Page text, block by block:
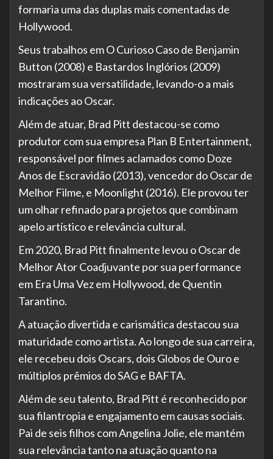
formaria uma das duplas mais comentadas de
Hollywood.
Seus trabalhos em O Curioso Caso de Benjamin
Button (2008) e Bastardos Inglórios (2009)
mostraram sua versatilidade, levando-o a mais
indicações ao Oscar.
Além de atuar, Brad Pitt destacou-se como
produtor com sua empresa Plan B Entertainment,
responsável por filmes aclamados como Doze
Anos de Escravidão (2013), vencedor do Oscar de
Melhor Filme, e Moonlight (2016). Ele provou ter
um olhar refinado para projetos que combinam
apelo artístico e relevância cultural.
Em 2020, Brad Pitt finalmente levou o Oscar de
Melhor Ator Coadjuvante por sua performance
em Era Uma Vez em Hollywood, de Quentin
Tarantino.
A atuação divertida e carismática destacou sua
maturidade como artista. Ao longo de sua carreira,
ele recebeu dois Oscars, dois Globos de Ouro e
múltiplos prêmios do SAG e BAFTA.
Além de seu talento, Brad Pitt é reconhecido por
sua filantropia e engajamento em causas sociais.
Pai de seis filhos com Angelina Jolie, ele mantém
sua relevância tanto na atuação quanto na